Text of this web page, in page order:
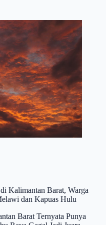
Kalimantan Barat, Warga
dan Kapuas Hulu
Barat Ternyata Punya